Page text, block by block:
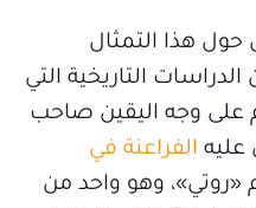
هذا التمثال
التاريخية التي
وجه اليقين صاحب
عليه الفراعنة في
«روتي»، وهو واحد من